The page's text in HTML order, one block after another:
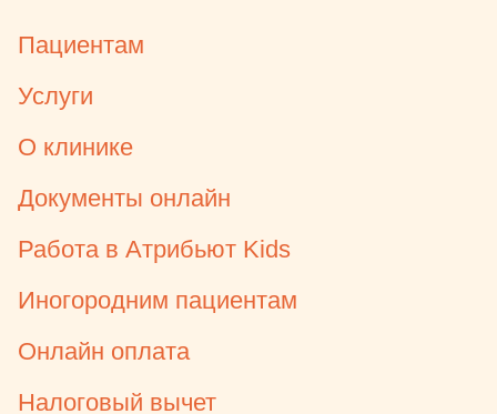
как обычно.
Пациентам
Услуги
О клинике
Документы онлайн
Работа в Атрибьют Kids
Иногородним пациентам
Онлайн оплата
Налоговый вычет